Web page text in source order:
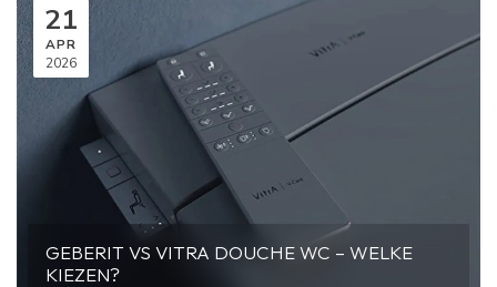
21
APR
2026
GEBERIT VS VITRA DOUCHE WC – WELKE
KIEZEN?